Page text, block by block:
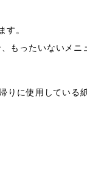
す。
もったいないメニ
りに使用している